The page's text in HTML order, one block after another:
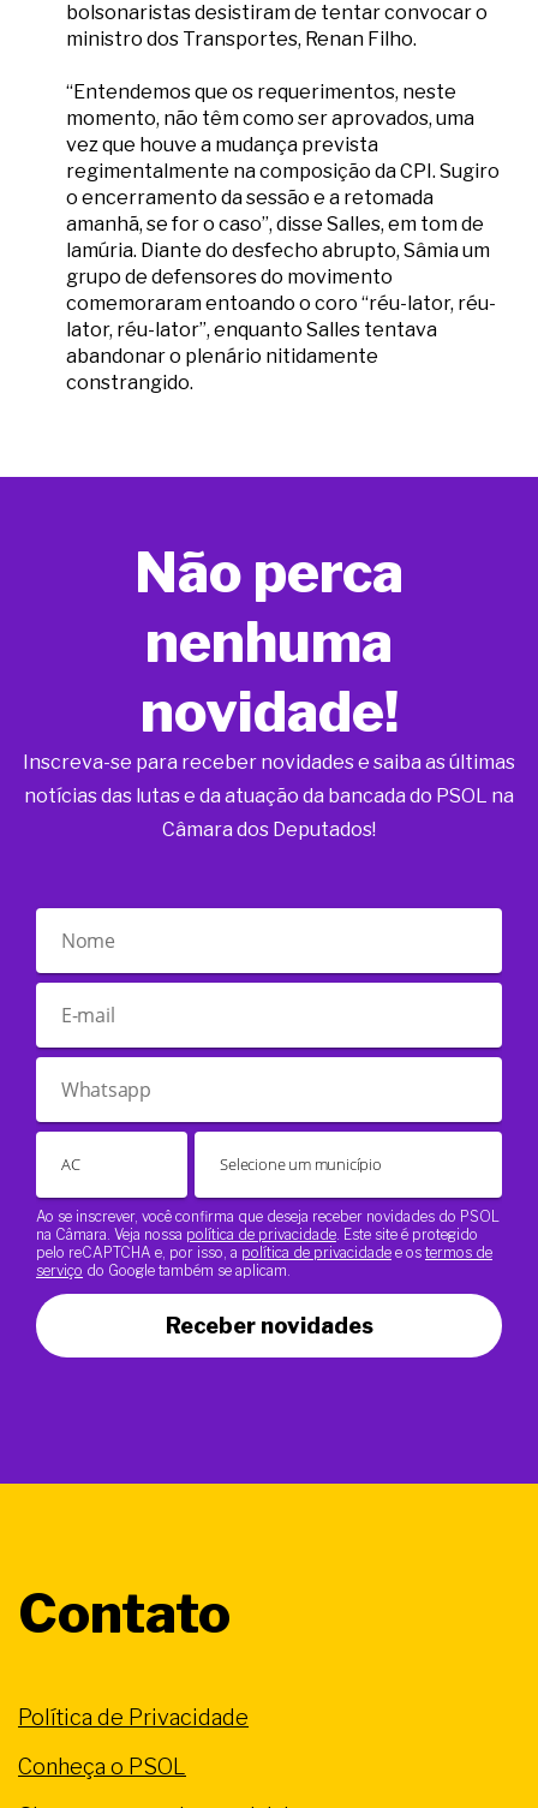
bolsonaristas desistiram de tentar convocar o
ministro dos Transportes, Renan Filho.
“Entendemos que os requerimentos, neste
momento, não têm como ser aprovados, uma
vez que houve a mudança prevista
regimentalmente na composição da CPI. Sugiro
o encerramento da sessão e a retomada
amanhã, se for o caso”, disse Salles, em tom de
lamúria. Diante do desfecho abrupto, Sâmia um
grupo de defensores do movimento
comemoraram entoando o coro “réu-lator, réu-
lator, réu-lator”, enquanto Salles tentava
abandonar o plenário nitidamente
constrangido.
Não perca
nenhuma
novidade!
Inscreva-se para receber novidades e saiba as últimas
notícias das lutas e da atuação da bancada do PSOL na
Câmara dos Deputados!
Ao se inscrever, você confirma que deseja receber novidades do PSOL
na Câmara. Veja nossa política de privacidade . Este site é protegido
pelo reCAPTCHA e, por isso, a política de privacidade e os termos de
serviço do Google também se aplicam.
Receber novidades
Contato
Política de Privacidade
Conheça o PSOL